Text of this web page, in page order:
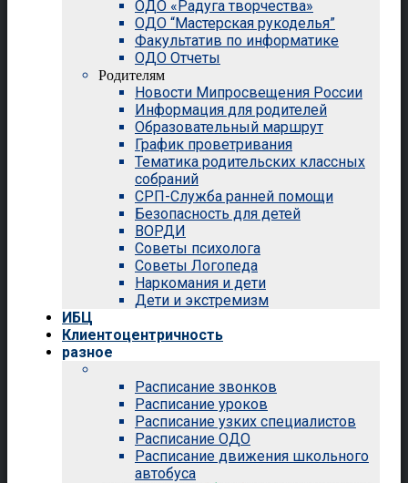
ОДО «Радуга творчества»
ОДО “Мастерская рукоделья”
Факультатив по информатике
ОДО Отчеты
Родителям
Новости Мипросвещения России
Информация для родителей
Образовательный маршрут
График проветривания
Тематика родительских классных
собраний
СРП-Служба ранней помощи
Безопасность для детей
ВОРДИ
Советы психолога
Советы Логопеда
Наркомания и дети
Дети и экстремизм
ИБЦ
Клиентоцентричность
разное
Расписание звонков
Расписание уроков
Расписание узких специалистов
Расписание ОДО
Расписание движения школьного
автобуса